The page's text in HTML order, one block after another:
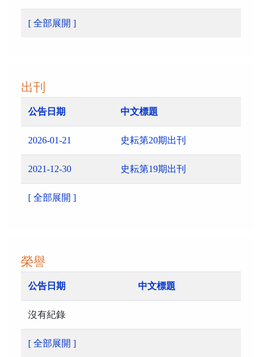
[ 全部展開 ]
出刊
公告日期 中文標題
2026-01-21 史耘第20期出刊
2021-12-30 史耘第19期出刊
[ 全部展開 ]
榮譽
公告日期 中文標題
沒有紀錄
[ 全部展開 ]